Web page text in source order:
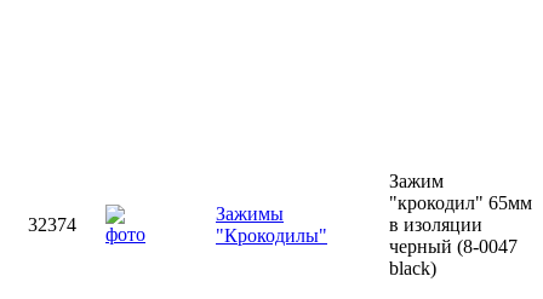
32374
Зажимы
"Крокодилы"
Зажим
"крокодил" 65мм
в изоляции
черный (8-0047
black)